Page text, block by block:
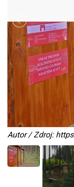
Autor / Zdroj: